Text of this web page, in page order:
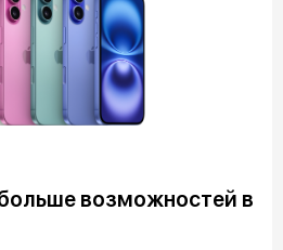
возможностей в